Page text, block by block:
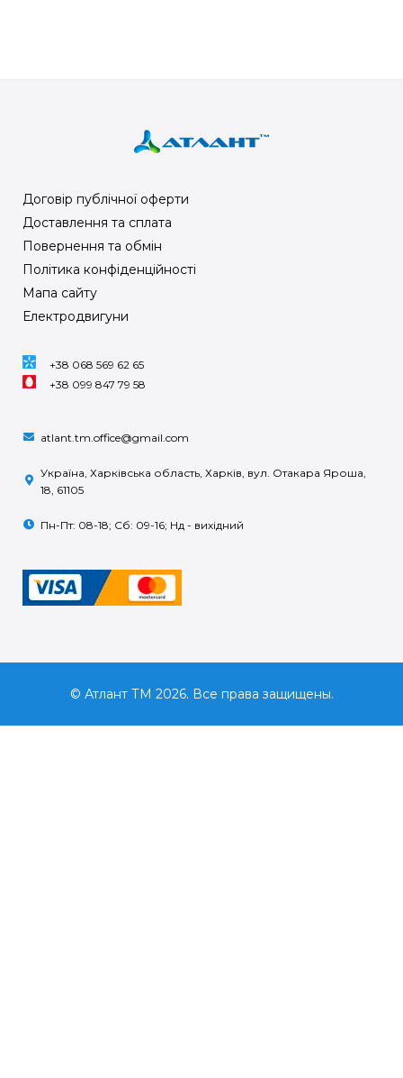
Договір публічної оферти
Доставлення та сплата
Повернення та обмін
Політика конфіденційності
Мапа сайту
Електродвигуни
+38 068 569 62 65
+38 099 847 79 58
atlant.tm.office@gmail.com
Україна, Харківська область, Харків, вул. Отакара Яроша,
18, 61105
Пн-Пт: 08-18; Сб: 09-16; Нд - вихідний
© Атлант ТМ 2026. Все права защищены.